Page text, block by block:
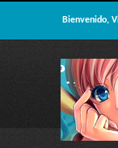
Bienvenido,